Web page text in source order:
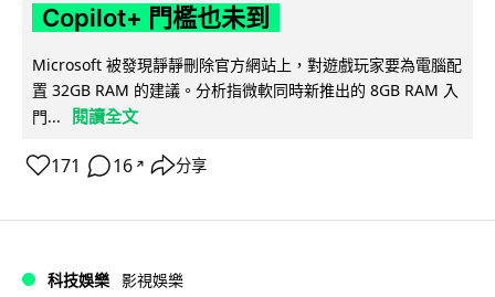
Copilot+ 門檻也未到
Microsoft 被發現靜靜刪除官方網站上，對遊戲玩家要為電腦配
置 32GB RAM 的建議。分析指微軟同時新推出的 8GB RAM 入
門...
閱讀全文
171 16 ↗ 分享
科技娛樂 影視娛樂